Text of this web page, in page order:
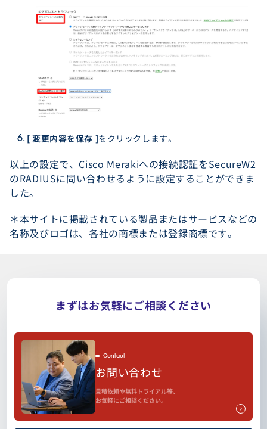
[ 変更内容を保存 ]をクリックします。
以上の設定で、Cisco Merakiへの接続認証をSecureW2
のRADIUSに問い合わせるように設定することができま
した。
＊本サイトに掲載されている製品またはサービスなどの
名称及びロゴは、各社の商標または登録商標です。
まずはお気軽にご相談ください
Contact
お問い合わせ
見積依頼や無料トライアル等、
お気軽にご相談ください。